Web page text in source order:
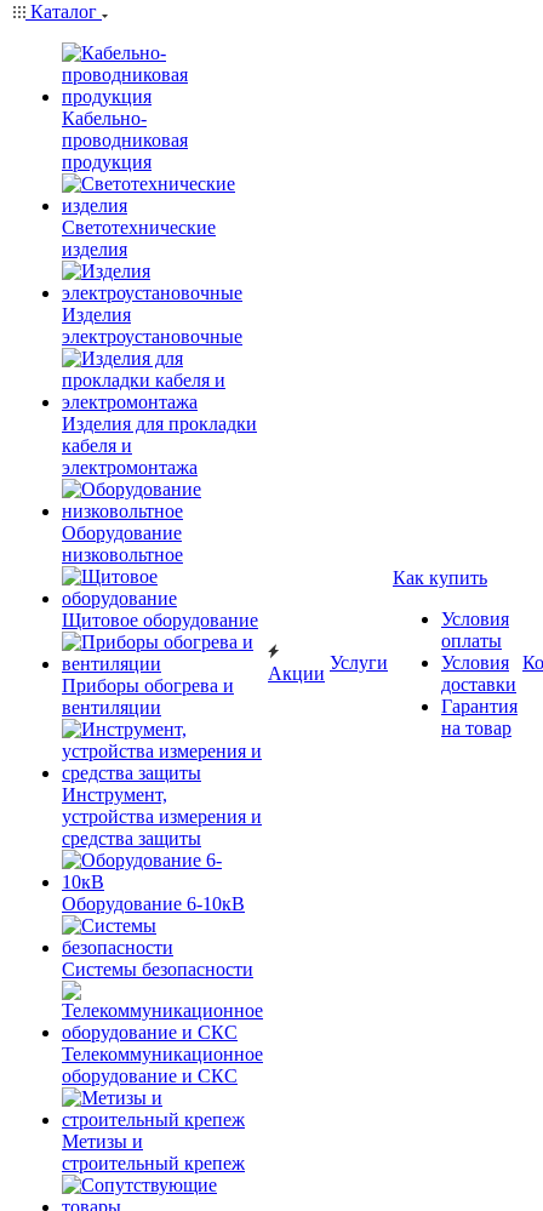
Каталог
Кабельно-
проводниковая
продукция
Светотехнические
изделия
Изделия
электроустановочные
Изделия для прокладки
кабеля и
электромонтажа
Оборудование
низковольтное
Щитовое оборудование
Приборы обогрева и
вентиляции
Инструмент,
устройства измерения и
средства защиты
Оборудование 6-10кВ
Системы безопасности
Телекоммуникационное
оборудование и СКС
Метизы и
строительный крепеж
Акции
Услуги
Как купить
Условия
оплаты
Условия
доставки
Гарантия
на товар